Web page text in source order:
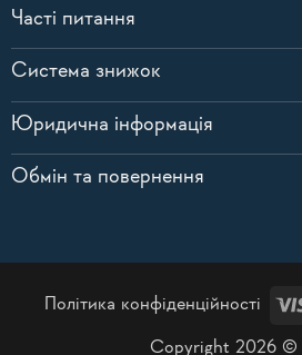
Часті питання
Система знижок
Юридична інформація
Обмін та повернення
Політика конфіденційності
Copyright 2026 ©